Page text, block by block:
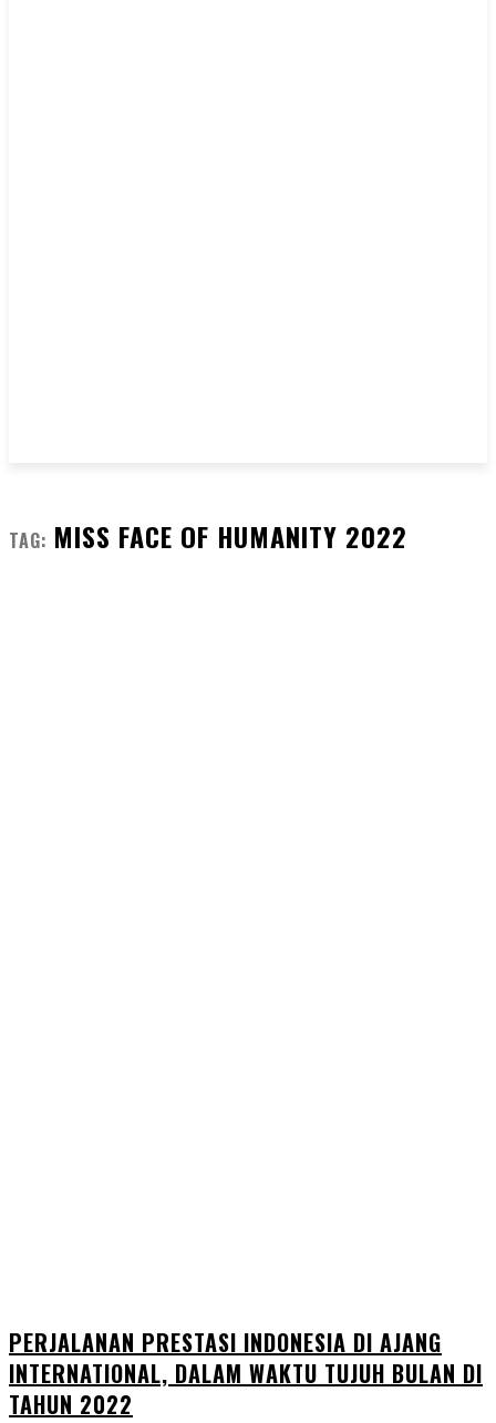
TAG: MISS FACE OF HUMANITY 2022
PERJALANAN PRESTASI INDONESIA DI AJANG
INTERNATIONAL, DALAM WAKTU TUJUH BULAN DI
TAHUN 2022